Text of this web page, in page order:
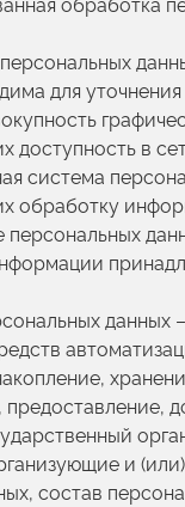
для
доступность в
система
обработку
персональных
и
состав